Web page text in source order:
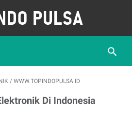
/ WWW.TOPINDOPULSA.ID
Di Indonesia